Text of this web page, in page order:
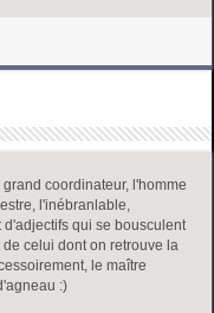
coordinateur, l'homme
l'inébranlable,
d'adjectifs qui se bousculent
celui dont on retrouve la
le maître
:)